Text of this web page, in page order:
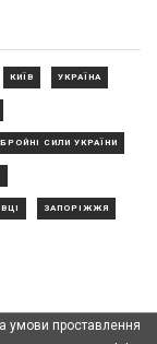
КИЇВ УКРАЇНА
СИЛИ УКРАЇНИ
ЗАПОРІЖЖЯ
умови проставлення